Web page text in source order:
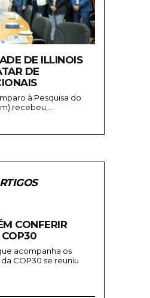
DE ILLINOIS
DE
à Pesquisa do
recebeu,...
CONFERIR
COP30
acompanha os
COP30 se reuniu